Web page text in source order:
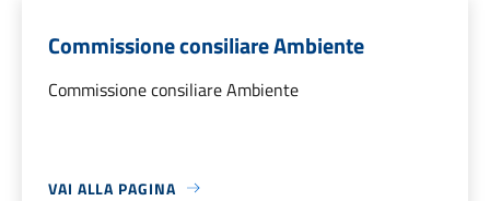
Commissione consiliare Ambiente
Commissione consiliare Ambiente
VAI ALLA PAGINA